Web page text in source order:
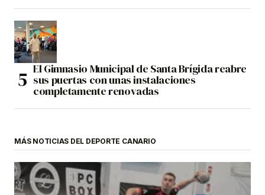
El Gimnasio Municipal de Santa Brígida reabre
sus puertas con unas instalaciones
completamente renovadas
MÁS NOTICIAS DEL DEPORTE CANARIO